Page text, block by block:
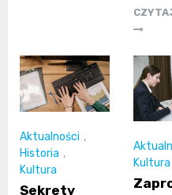
Aktualności ,
Historia ,
Kultura
Sekrety
Kultura